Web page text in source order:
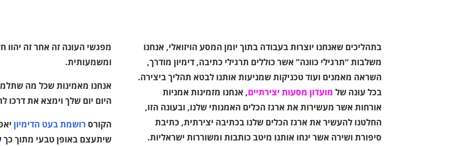
מפגשי העונה זה אחר זה
ומשמעותית.
אנחנו מאמינות שכל מה
היום יום שלך וימצא את דרכו
הקורס רושמת בעט הדימיון
שיתעצם באופן טבעי מתוך
בתהליכים שאנחנו יוצרות בעבודה בתוך יומן המסע הויזואלי, אנחנו
משלבות “תרגילי כוונה” אשר כוללים תרגילי כתיבה, דימיון מודרך,
השראה מאמנים ועוד טכניקות שמניעות אותנו לבטא תהליך ביצירה.
בכל עונה של מועדון מסעות יצירתיים, אנחנו מזמינות אמניות
אורחות אשר מעשירות את ארגז הכלים האמנותי שלנו, ובעונה הזו,
החלטנו להעשיר את ארגז הכלים שלנו בכתיבה יצירתית, כתיבת
סיפורת ושירה אשר ינחו אותנו מיטב כותבות ומשוררות ישראליות.